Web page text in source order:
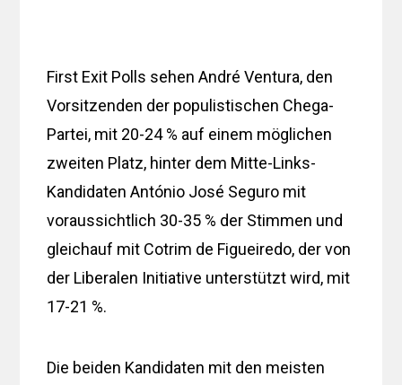
First Exit Polls sehen André Ventura, den
Vorsitzenden der populistischen Chega-
Partei, mit 20-24 % auf einem möglichen
zweiten Platz, hinter dem Mitte-Links-
Kandidaten António José Seguro mit
voraussichtlich 30-35 % der Stimmen und
gleichauf mit Cotrim de Figueiredo, der von
der Liberalen Initiative unterstützt wird, mit
17-21 %.
Die beiden Kandidaten mit den meisten